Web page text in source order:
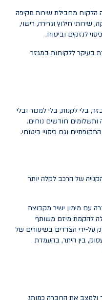
הלקוח מחבילת שירות מקיפה
חילוץ וגרירה, רישוי,
לנזקים וביטוח.
בעיקר ללקוחות במגזר
בלי לקנות, בלי למכור ובלי
ותשלומים חודשים נוחים.
וגם כיסויי ביטוחי.
של הרכב לקלה יותר
התקשרה החברה עם מימון ישיר מקבוצת
פעולה להקמת מיזם משותף
ידי הצדדים בשיעורים של
אשר יעסוק, בין היתר, בהעמדת
ולמצב את החברה כמותג